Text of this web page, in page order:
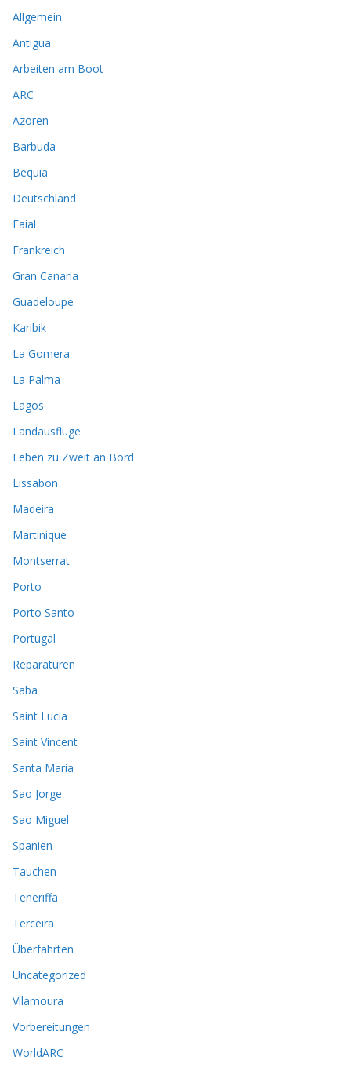
Allgemein
Antigua
Arbeiten am Boot
ARC
Azoren
Barbuda
Bequia
Deutschland
Faial
Frankreich
Gran Canaria
Guadeloupe
Karibik
La Gomera
La Palma
Lagos
Landausflüge
Leben zu Zweit an Bord
Lissabon
Madeira
Martinique
Montserrat
Porto
Porto Santo
Portugal
Reparaturen
Saba
Saint Lucia
Saint Vincent
Santa Maria
Sao Jorge
Sao Miguel
Spanien
Tauchen
Teneriffa
Terceira
Überfahrten
Uncategorized
Vilamoura
Vorbereitungen
WorldARC